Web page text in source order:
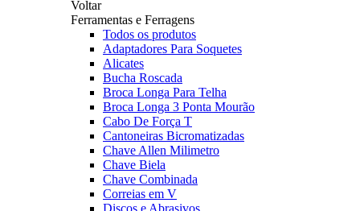
Voltar
Ferramentas e Ferragens
Todos os produtos
Adaptadores Para Soquetes
Alicates
Bucha Roscada
Broca Longa Para Telha
Broca Longa 3 Ponta Mourão
Cabo De Força T
Cantoneiras Bicromatizadas
Chave Allen Milimetro
Chave Biela
Chave Combinada
Correias em V
Discos e Abrasivos